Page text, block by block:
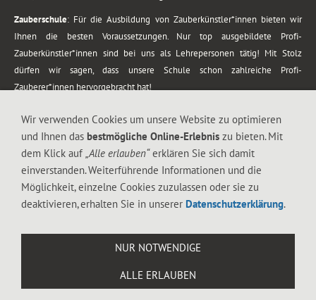
Zauberschule: Für die Ausbildung von Zauberkünstler*innen bieten wir
Ihnen die besten Voraussetzungen. Nur top ausgebildete Profi-
Zauberkünstler*innen sind bei uns als Lehrepersonen tätig! Mit Stolz
dürfen wir sagen, dass unsere Schule schon zahlreiche Profi-
Zauberer*innen hervorgebracht hat!
vom Kinderprogramm bis zur Tischzauberei. Lassen Sie sich faszinieren von
meiner Zauber-Sprech-Show, angerührt mit sprachlichen Sequenzen,
gewürzt mit Gags und visuellen Illusionen wie Kaninchen, Vasen, Seilen,
Flughafenstrasse 4, 8302 Kloten
Wir verwenden Cookies um unsere Website zu optimieren
und Ihnen das bestmögliche Online-Erlebnis zu bieten. Mit
dem Klick auf „Alle erlauben“erklären Sie sich damit
einverstanden. Weiterführende Informationen und die
Möglichkeit, einzelne Cookies zuzulassen oder sie zu
deaktivieren, erhalten Sie in unserer Datenschutzerklärung.
NUR NOTWENDIGE
ALLE ERLAUBEN